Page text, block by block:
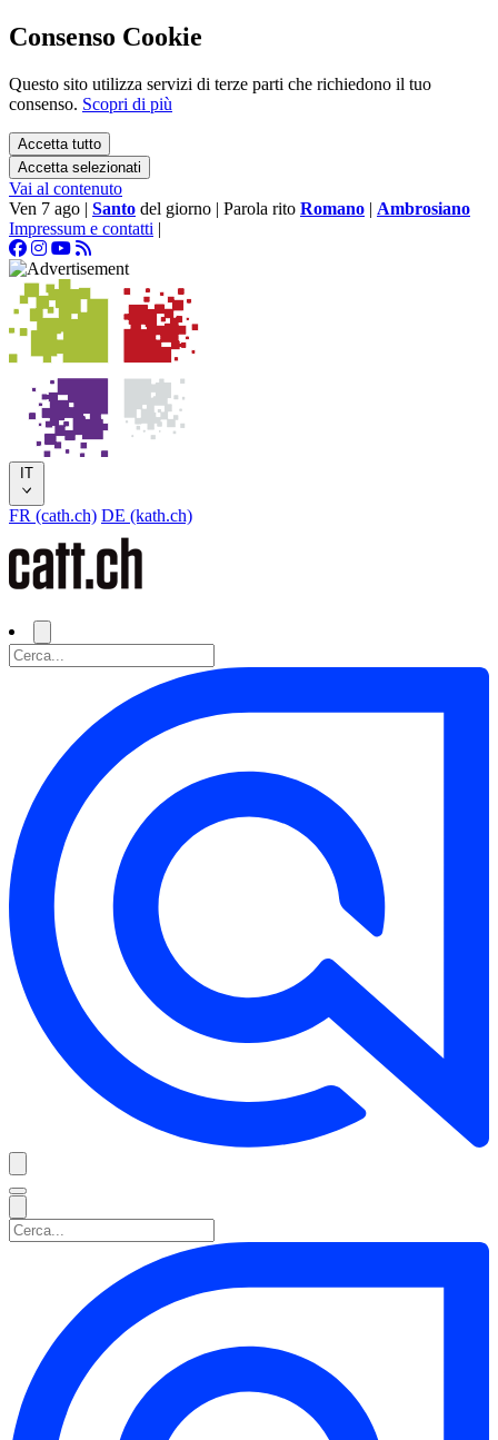
Consenso Cookie
Questo sito utilizza servizi di terze parti che richiedono il tuo
consenso. Scopri di più
Accetta tutto
Accetta selezionati
Vai al contenuto
Ven 7 ago | Santo del giorno | Parola rito Romano | Ambrosiano
Impressum e contatti |
IT
FR (cath.ch) DE (kath.ch)